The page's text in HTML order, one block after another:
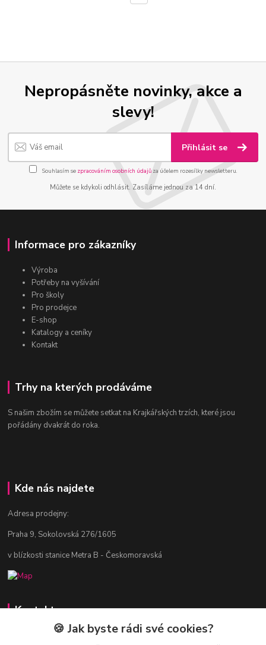
Nepropásněte novinky, akce a
slevy!
Přihlásit se
Souhlasím se zpracováním osobních údajůza účelem rozesílky newsletteru.
Můžete se kdykoli odhlásit. Zasíláme jednou za 14 dní.
Informace pro zákazníky
Výroba
Potřeby na vyšívání
Pro školy
Pro prodejce
E-shop
Katalogy a ceníky
Kontakt
Trhy na kterých prodáváme
S našim zbožím se můžete setkat na Krajkářských trzích, které jsou
pořádány dvakrát do roka.
Kde nás najdete
Adresa prodejny:
Praha 9, Sokolovská 276/1605
v blízkosti stanice Metra B - Českomoravská
Kontakty
Jitka Vlasáková
🍪 Jak byste rádi své cookies?